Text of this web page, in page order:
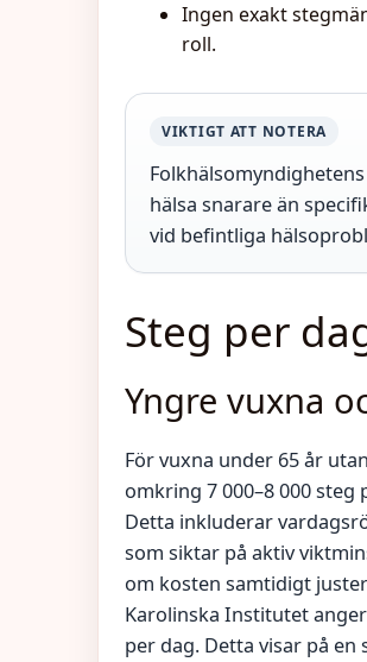
Ingen exakt
roll.
VIKTIGT ATT NOTERA
hälsa snarare än
vid befintliga
Steg per
Yngre vuxna
För vuxna under 65 år
omkring 7 000–8 000
Detta inkluderar
som siktar på aktiv
om kosten samtidigt
Karolinska Institutet
per dag. Detta visar på